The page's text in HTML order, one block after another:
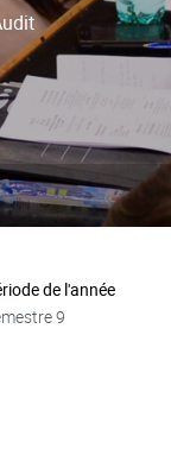
de l'année
9